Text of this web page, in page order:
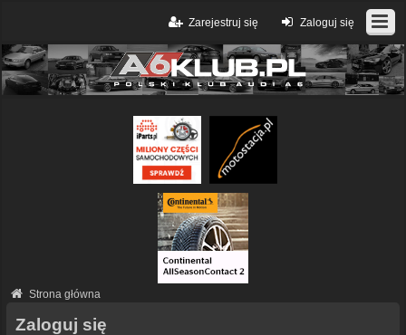
Zaloguj się
Zarejestruj się
Strona główna
Zaloguj się